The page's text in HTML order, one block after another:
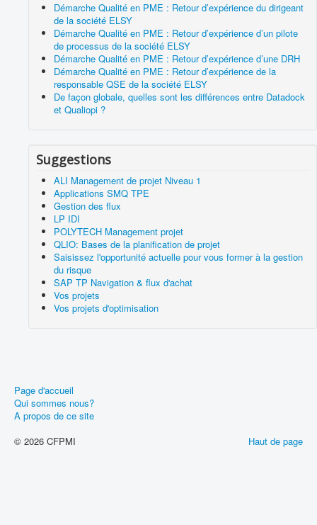
Démarche Qualité en PME : Retour d’expérience du dirigeant
de la société ELSY
Démarche Qualité en PME : Retour d’expérience d’un pilote
de processus de la société ELSY
Démarche Qualité en PME : Retour d’expérience d’une DRH
Démarche Qualité en PME : Retour d’expérience de la
responsable QSE de la société ELSY
De façon globale, quelles sont les différences entre Datadock
et Qualiopi ?
Suggestions
ALI Management de projet Niveau 1
Applications SMQ TPE
Gestion des flux
LP IDI
POLYTECH Management projet
QLIO: Bases de la planification de projet
Saisissez l'opportunité actuelle pour vous former à la gestion
du risque
SAP TP Navigation & flux d'achat
Vos projets
Vos projets d'optimisation
Page d'accueil
Qui sommes nous?
A propos de ce site
Haut de page
© 2026 CFPMI